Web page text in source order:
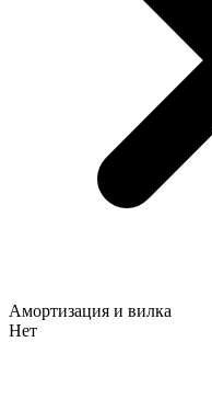
Амортизация и вилка
Нет